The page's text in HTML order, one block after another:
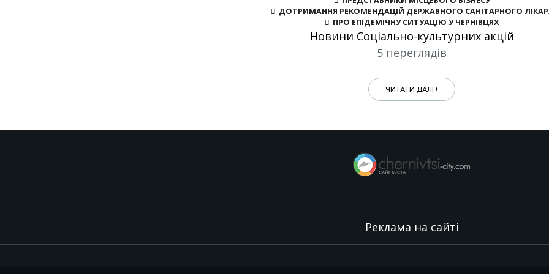
ДОТРИМАННЯ РЕКОМЕНДАЦІЙ ДЕРЖАВНОГО САНІТАРНОГО
ПРО ЕПІДЕМІЧНУ СИТУАЦІЮ У ЧЕРНІВЦЯХ
Новини Соціально-культурних акцій
5 переглядів
ЧИТАТИ ДАЛІ
Реклама на сайті